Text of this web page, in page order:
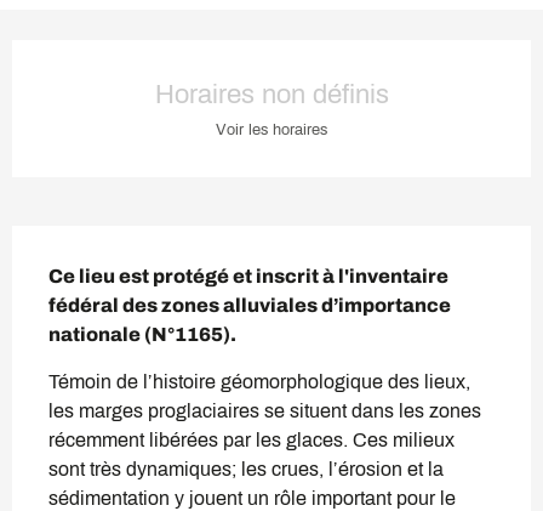
Horaires non définis
Voir les horaires
Ce lieu est protégé et inscrit à l'inventaire
fédéral des zones alluviales d’importance
nationale (N°1165).
Témoin de l’histoire géomorphologique des lieux,
les marges proglaciaires se situent dans les zones
récemment libérées par les glaces. Ces milieux
sont très dynamiques; les crues, l’érosion et la
sédimentation y jouent un rôle important pour le